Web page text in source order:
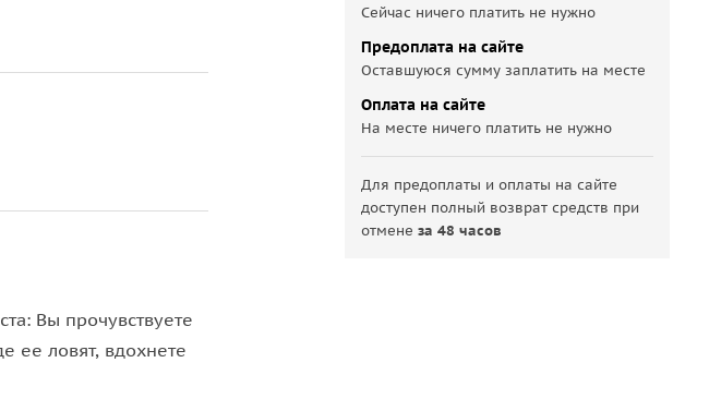
Вы прочувствуете
ее ловят, вдохнете
Сейчас ничего платить не нужно
Предоплата на сайте
Оставшуюся сумму заплатить на месте
Оплата на сайте
На месте ничего платить не нужно
Для предоплаты и оплаты на сайте
доступен полный возврат средств при
отменеза 48 часов